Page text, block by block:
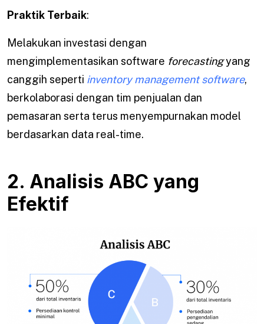
Praktik Terbaik:
Melakukan investasi dengan
mengimplementasikan software forecastingyang
canggih seperti inventory management software,
berkolaborasi dengan tim penjualan dan
pemasaran serta terus menyempurnakan model
berdasarkan data real-time.
2. Analisis ABC yang
Efektif